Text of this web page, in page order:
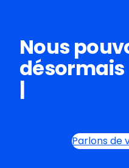
Nous
désormais
mettr
Parlons de